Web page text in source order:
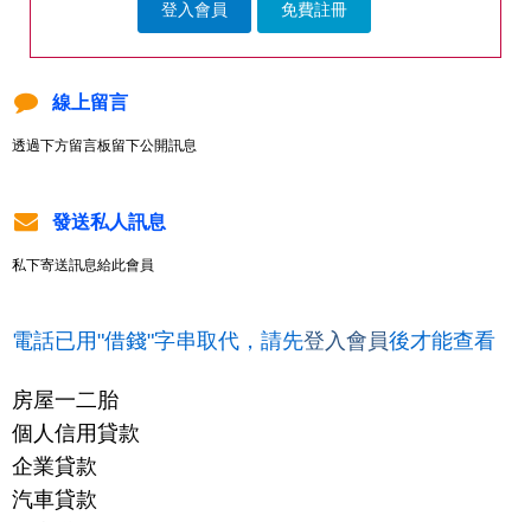
登入會員 免費註冊
線上留言
透過下方留言板留下公開訊息
發送私人訊息
私下寄送訊息給此會員
電話已用"借錢"字串取代，請先登入會員後才能查看
房屋一二胎
個人信用貸款
企業貸款
汽車貸款